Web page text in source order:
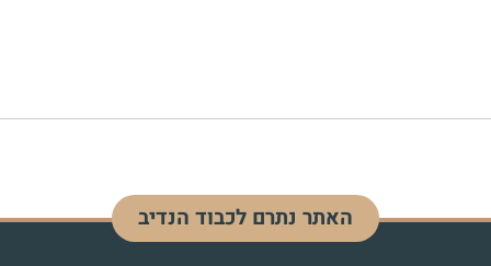
דוד בן מנחם
האתר נתרם לכבוד הנדיב